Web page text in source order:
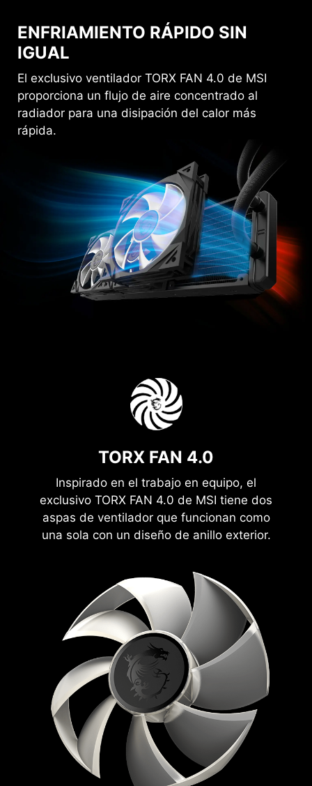
ENFRIAMIENTO RÁPIDO SIN
IGUAL
El exclusivo ventilador TORX FAN 4.0 de MSI
proporciona un flujo de aire concentrado al
radiador para una disipación del calor más
rápida.
TORX FAN 4.0
Inspirado en el trabajo en equipo, el
exclusivo TORX FAN 4.0 de MSI tiene dos
aspas de ventilador que funcionan como
una sola con un diseño de anillo exterior.